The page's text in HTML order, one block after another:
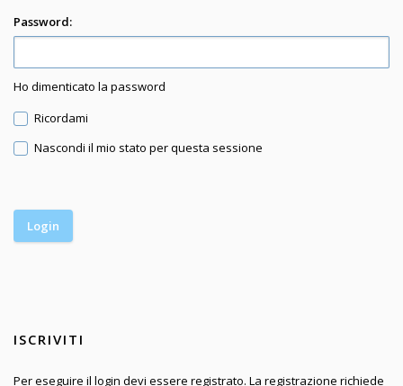
Password:
Ho dimenticato la password
Ricordami
Nascondi il mio stato per questa sessione
ISCRIVITI
Per eseguire il login devi essere registrato. La registrazione richiede